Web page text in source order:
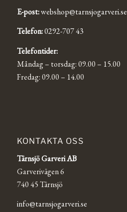
E-post:webshop@tarnsjogarveri.se
Telefon:0292-707 43
Telefontider:
Måndag – torsdag: 09.00 – 15.00
Fredag: 09.00 – 14.00
KONTAKTA OSS
Tärnsjö Garveri AB
Garverivägen 6
740 45 Tärnsjö
info@tarnsjogarveri.se